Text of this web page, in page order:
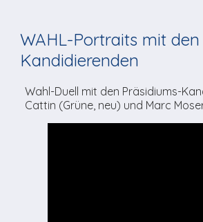
WAHL-Portraits mit den
Kandidierenden
Wahl-Duell mit den Präsidiums-
Cattin (Grüne, neu) und Marc